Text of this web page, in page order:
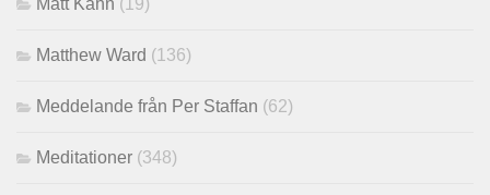
Matthew Ward (136)
Meddelande från Per Staffan (62)
Meditationer (348)